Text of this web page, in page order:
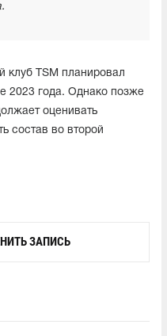
клуб TSM планировал
2023 года. Однако позже
оценивать
состав во второй
ЗАПИСЬ